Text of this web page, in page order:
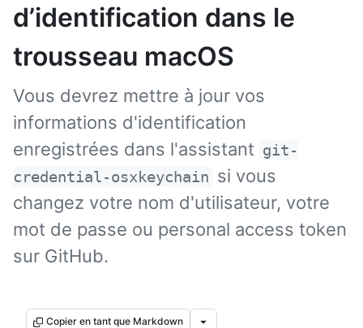
d’identification dans le
trousseau macOS
Vous devrez mettre à jour vos
informations d'identification
enregistrées dans l'assistant git-
credential-osxkeychain si vous
changez votre nom d'utilisateur, votre
mot de passe ou personal access token
sur GitHub.
Copier en tant que Markdown